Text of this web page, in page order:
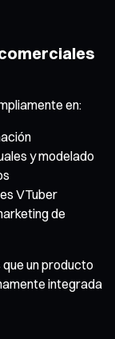
en:
y modelado
VTuber
de
un producto
integrada